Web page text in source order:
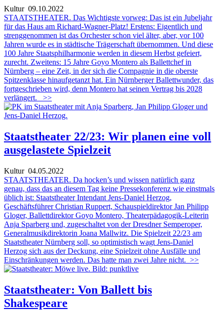
Kultur09.10.2022
STAATSTHEATER. Das Wichtigste vorweg: Das ist ein Jubeljahr
für das Haus am Richard-Wagner-Platz! Erstens: Eigentlich und
strenggenommen ist das Orchester schon viel älter, aber, vor 100
Jahren wurde es in städtische Trägerschaft übernommen. Und diese
100 Jahre Staatsphilharmonie werden in diesem Herbst gefeiert,
zurecht. Zweitens: 15 Jahre Goyo Montero als Ballettchef in
Nürnberg – eine Zeit, in der sich die Compagnie in die oberste
Spitzenklasse hinaufgetanzt hat. Ein Nürnberger Ballettwunder, das
fortgeschrieben wird, denn Montero hat seinen Vertrag bis 2028
verlängert.
>>
Staatstheater 22/23: Wir planen eine voll
ausgelastete Spielzeit
Kultur04.05.2022
STAATSTHEATER. Da hocken’s und wissen natürlich ganz
genau, dass das an diesem Tag keine Pressekonferenz wie einstmals
üblich ist: Staatstheater Intendant Jens-Daniel Herzog,
Geschäftsführer Christian Ruppert, Schauspieldirektor Jan Philipp
Gloger, Ballettdirektor Goyo Montero, Theaterpädagogik-Leiterin
Anja Sparberg und, zugeschaltet von der Dresdner Semperoper,
Generalmusikdirektorin Joana Mallwitz. Die Spielzeit 22/23 am
Staatstheater Nürnberg soll, so optimistisch wagt Jens-Daniel
Herzog sich aus der Deckung, eine Spielzeit ohne Ausfälle und
Einschränkungen werden. Das hatte man zwei Jahre nicht. >>
Staatstheater: Von Ballett bis
Shakespeare